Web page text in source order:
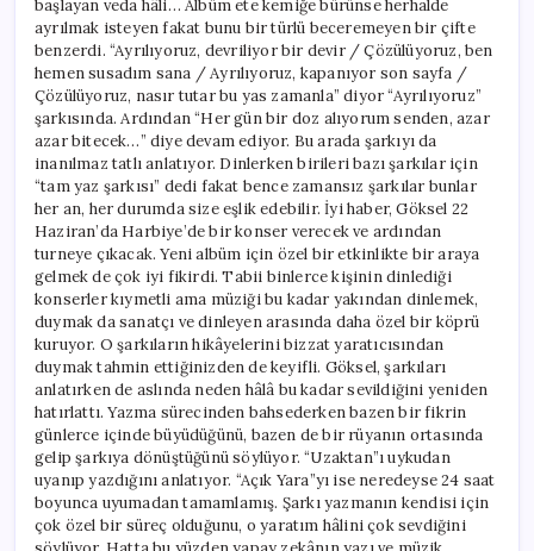
başlayan veda hâli… Albüm ete kemiğe bürünse herhalde
ayrılmak isteyen fakat bunu bir türlü beceremeyen bir çifte
benzerdi. “Ayrılıyoruz, devriliyor bir devir / Çözülüyoruz, ben
hemen susadım sana / Ayrılıyoruz, kapanıyor son sayfa /
Çözülüyoruz, nasır tutar bu yas zamanla” diyor “Ayrılıyoruz”
şarkısında. Ardından “Her gün bir doz alıyorum senden, azar
azar bitecek…” diye devam ediyor. Bu arada şarkıyı da
inanılmaz tatlı anlatıyor. Dinlerken birileri bazı şarkılar için
“tam yaz şarkısı” dedi fakat bence zamansız şarkılar bunlar
her an, her durumda size eşlik edebilir. İyi haber, Göksel 22
Haziran’da Harbiye’de bir konser verecek ve ardından
turneye çıkacak. Yeni albüm için özel bir etkinlikte bir araya
gelmek de çok iyi fikirdi. Tabii binlerce kişinin dinlediği
konserler kıymetli ama müziği bu kadar yakından dinlemek,
duymak da sanatçı ve dinleyen arasında daha özel bir köprü
kuruyor. O şarkıların hikâyelerini bizzat yaratıcısından
duymak tahmin ettiğinizden de keyifli. Göksel, şarkıları
anlatırken de aslında neden hâlâ bu kadar sevildiğini yeniden
hatırlattı. Yazma sürecinden bahsederken bazen bir fikrin
günlerce içinde büyüdüğünü, bazen de bir rüyanın ortasında
gelip şarkıya dönüştüğünü söylüyor. “Uzaktan”ı uykudan
uyanıp yazdığını anlatıyor. “Açık Yara”yı ise neredeyse 24 saat
boyunca uyumadan tamamlamış. Şarkı yazmanın kendisi için
çok özel bir süreç olduğunu, o yaratım hâlini çok sevdiğini